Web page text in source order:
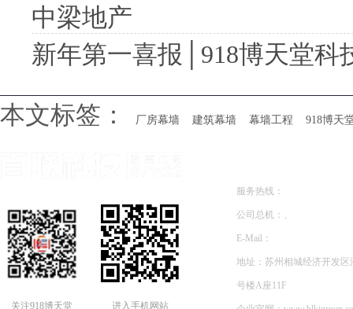
中梁地产
新年第一喜报│918博天堂科技与
本文标签： 厂房幕墙 建筑幕墙 幕墙工程 918博天
关注918博天堂 进入手机网站
服务热线：
公司总机：、
E-Mail：
地址：苏州相城经济开发
号楼A座11F